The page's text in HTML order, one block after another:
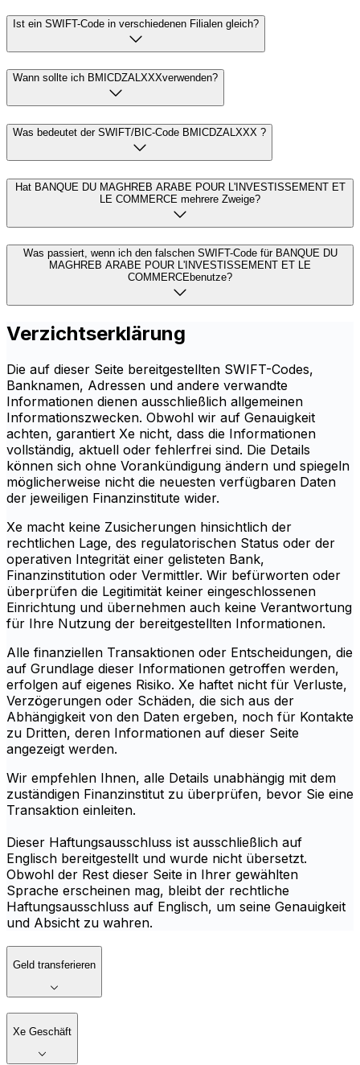
Ist ein SWIFT-Code in verschiedenen Filialen gleich?
Wann sollte ich BMICDZALXXXverwenden?
Was bedeutet der SWIFT/BIC-Code BMICDZALXXX ?
Hat BANQUE DU MAGHREB ARABE POUR L'INVESTISSEMENT ET
LE COMMERCE mehrere Zweige?
Was passiert, wenn ich den falschen SWIFT-Code für BANQUE DU
MAGHREB ARABE POUR L'INVESTISSEMENT ET LE
COMMERCEbenutze?
Verzichtserklärung
Die auf dieser Seite bereitgestellten SWIFT-Codes,
Banknamen, Adressen und andere verwandte
Informationen dienen ausschließlich allgemeinen
Informationszwecken. Obwohl wir auf Genauigkeit
achten, garantiert Xe nicht, dass die Informationen
vollständig, aktuell oder fehlerfrei sind. Die Details
können sich ohne Vorankündigung ändern und spiegeln
möglicherweise nicht die neuesten verfügbaren Daten
der jeweiligen Finanzinstitute wider.
Xe macht keine Zusicherungen hinsichtlich der
rechtlichen Lage, des regulatorischen Status oder der
operativen Integrität einer gelisteten Bank,
Finanzinstitution oder Vermittler. Wir befürworten oder
überprüfen die Legitimität keiner eingeschlossenen
Einrichtung und übernehmen auch keine Verantwortung
für Ihre Nutzung der bereitgestellten Informationen.
Alle finanziellen Transaktionen oder Entscheidungen, die
auf Grundlage dieser Informationen getroffen werden,
erfolgen auf eigenes Risiko. Xe haftet nicht für Verluste,
Verzögerungen oder Schäden, die sich aus der
Abhängigkeit von den Daten ergeben, noch für Kontakte
zu Dritten, deren Informationen auf dieser Seite
angezeigt werden.
Wir empfehlen Ihnen, alle Details unabhängig mit dem
zuständigen Finanzinstitut zu überprüfen, bevor Sie eine
Transaktion einleiten.
Dieser Haftungsausschluss ist ausschließlich auf
Englisch bereitgestellt und wurde nicht übersetzt.
Obwohl der Rest dieser Seite in Ihrer gewählten
Sprache erscheinen mag, bleibt der rechtliche
Haftungsausschluss auf Englisch, um seine Genauigkeit
und Absicht zu wahren.
Geld transferieren
Xe Geschäft